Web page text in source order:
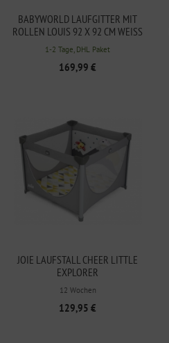
BABYWORLD LAUFGITTER MIT
ROLLEN LOUIS 92 X 92 CM WEISS
1-2 Tage, DHL Paket
169,99 €
JOIE LAUFSTALL CHEER LITTLE
EXPLORER
12 Wochen
129,95 €